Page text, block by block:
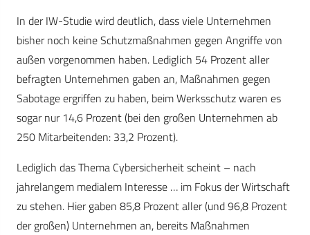
In der IW-Studie wird deutlich, dass viele Unternehmen
bisher noch keine Schutzmaßnahmen gegen Angriffe von
außen vorgenommen haben. Lediglich 54 Prozent aller
befragten Unternehmen gaben an, Maßnahmen gegen
Sabotage ergriffen zu haben, beim Werksschutz waren es
sogar nur 14,6 Prozent (bei den großen Unternehmen ab
250 Mitarbeitenden: 33,2 Prozent).
Lediglich das Thema Cybersicherheit scheint – nach
jahrelangem medialem Interesse … im Fokus der Wirtschaft
zu stehen. Hier gaben 85,8 Prozent aller (und 96,8 Prozent
der großen) Unternehmen an, bereits Maßnahmen